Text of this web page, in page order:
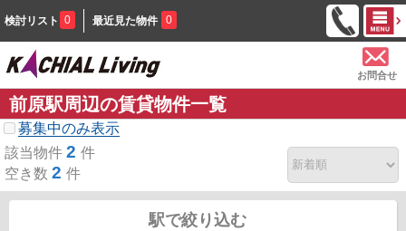
検討リスト 0 最近見た物件 0
お問合せ
前原駅周辺の賃貸物件一覧
募集中のみ表示
該当物件 2 件
空き数 2 件
駅で絞り込む